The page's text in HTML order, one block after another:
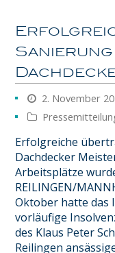
2. November
Erfolgreiche
Dachdecker
Arbeitsplätze
REILINGEN/
Oktober hatte das
vorläufige
des Klaus Peter
Reilingen